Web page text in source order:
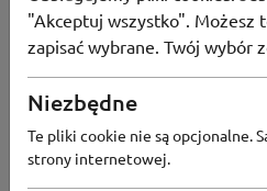
"Akceptuj wszystko". Możesz
zapisać wybrane. Twój wybór
Niezbędne
Te pliki cookie nie są opcjonalne.
strony internetowej.